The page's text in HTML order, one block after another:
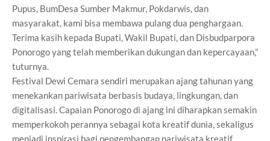
Pupus, BumDesa Sumber Makmur, Pokdarwis, dan
masyarakat, kami bisa membawa pulang dua penghargaan.
Terima kasih kepada Bupati, Wakil Bupati, dan Disbudparpora
Ponorogo yang telah memberikan dukungan dan kepercayaan,”
tuturnya.
Festival Dewi Cemara sendiri merupakan ajang tahunan yang
menekankan pariwisata berbasis budaya, lingkungan, dan
digitalisasi. Capaian Ponorogo di ajang ini diharapkan semakin
memperkokoh perannya sebagai kota kreatif dunia, sekaligus
menjadi inspirasi bagi pengembangan pariwisata kreatif